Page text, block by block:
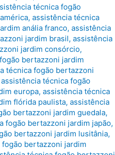
técnica fogão
, assistência técnica
anália franco, assistência
jardim brasil, assistência
jardim consórcio,
bertazzoni jardim
técnica fogão bertazzoni
assistência técnica fogão
europa, assistência técnica
flórida paulista, assistência
bertazzoni jardim guedala,
fogão bertazzoni jardim japão,
bertazzoni jardim lusitânia,
bertazzoni jardim